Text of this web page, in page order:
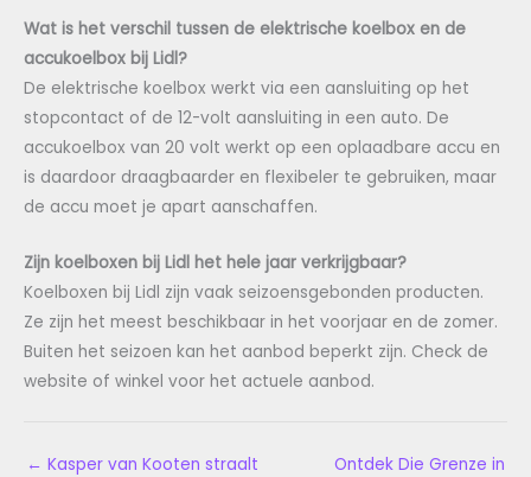
Wat is het verschil tussen de elektrische koelbox en de
accukoelbox bij Lidl?
De elektrische koelbox werkt via een aansluiting op het
stopcontact of de 12-volt aansluiting in een auto. De
accukoelbox van 20 volt werkt op een oplaadbare accu en
is daardoor draagbaarder en flexibeler te gebruiken, maar
de accu moet je apart aanschaffen.
Zijn koelboxen bij Lidl het hele jaar verkrijgbaar?
Koelboxen bij Lidl zijn vaak seizoensgebonden producten.
Ze zijn het meest beschikbaar in het voorjaar en de zomer.
Buiten het seizoen kan het aanbod beperkt zijn. Check de
website of winkel voor het actuele aanbod.
← Kasper van Kooten straalt
Ontdek Die Grenze in